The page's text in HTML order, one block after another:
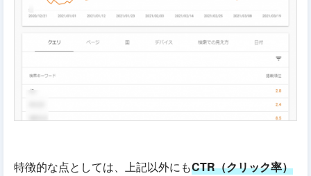
特徴的な点としては、上記以外にもCTR（クリック率）